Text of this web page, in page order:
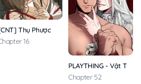
Khiển Của Vị Đại Công Tước
Thụ Phược
16
PLAYTHING - Vật Tiêu
Chapter 52